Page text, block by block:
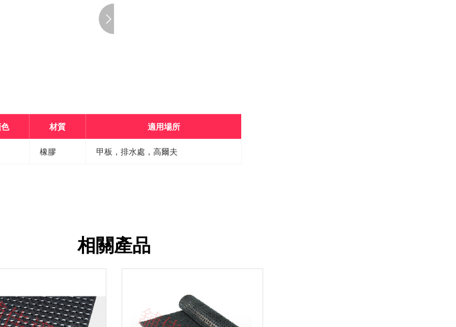
材質 適用場所
橡膠 甲板，排水處，高爾夫
相關產品